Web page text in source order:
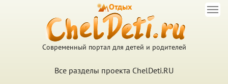
Современный портал для детей и родителей
Все разделы проекта ChelDeti.RU
Отдых